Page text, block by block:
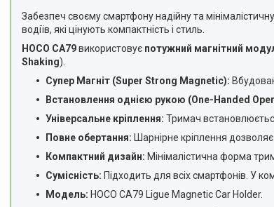
Забезпеч своєму смартфону надійну та
водіїв, які цінують компактність і стиль.
HOCO CA79використовує потужний магнітний
Shaking).
Супер Магніт (Super Strong Magnetic):
Встановлення однією рукою (One-Handed
Універсальне кріплення: Тримач
Повне обертання: Шарнірне кріплення
Компактний дизайн: Мінімалістична форма
Сумісність: Підходить для всіх смартфонів. У
Модель: HOCO CA79 Ligue Magnetic Car Holder.